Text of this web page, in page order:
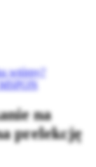
wtórny?
na
prelekcję